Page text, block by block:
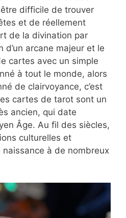
difficile de trouver
et de réellement
de la divination par
d’un arcane majeur et le
cartes avec un simple
à tout le monde, alors
de clairvoyance, c’est
cartes de tarot sont un
ancien, qui date
Âge. Au fil des siècles,
culturelles et
à de nombreux